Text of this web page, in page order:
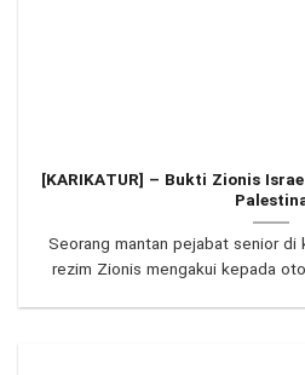
[KARIKATUR] – Bukti Zionis
Seorang mantan pejabat senior di
rezim Zionis mengakui kepada